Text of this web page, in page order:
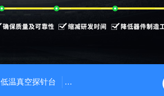
低温真空探针台 小型蒸镀仪 定制不锈